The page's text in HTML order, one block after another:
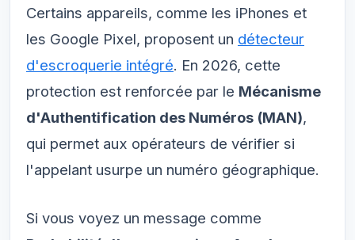
Certains appareils, comme les iPhones et
les Google Pixel, proposent un détecteur
d'escroquerie intégré. En 2026, cette
protection est renforcée par le Mécanisme
d'Authentification des Numéros (MAN),
qui permet aux opérateurs de vérifier si
l'appelant usurpe un numéro géographique.
Si vous voyez un message comme